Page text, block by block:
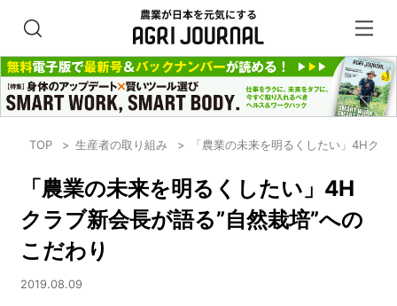
TOP 生産者の取り組み 「農業の未来を明るくしたい」4Hク
「農業の未来を明るくしたい」4H
クラブ新会長が語る”自然栽培”への
こだわり
2019.08.09